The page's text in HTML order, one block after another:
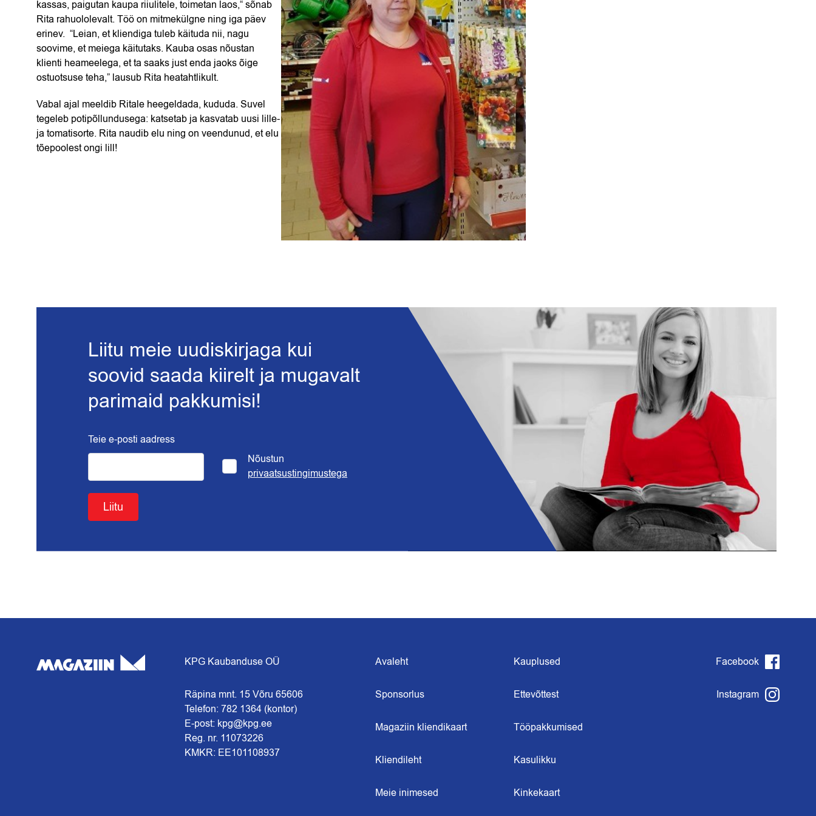
kassas, paigutan kaupa riiulitele, toimetan laos,“ sõnab
Rita rahuololevalt. Töö on mitmekülgne ning iga päev
erinev. “Leian, et kliendiga tuleb käituda nii, nagu
soovime, et meiega käitutaks. Kauba osas nõustan
klienti heameelega, et ta saaks just enda jaoks õige
ostuotsuse teha,” lausub Rita heatahtlikult.
Vabal ajal meeldib Ritale heegeldada, kududa. Suvel
tegeleb potipõllundusega: katsetab ja kasvatab uusi lille-
ja tomatisorte. Rita naudib elu ning on veendunud, et elu
tõepoolest ongi lill!
Liitu meie uudiskirjaga kui
soovid saada kiirelt ja mugavalt
parimaid pakkumisi!
Teie e-posti aadress
Nõustun
privaatsustingimustega
Liitu
KPG Kaubanduse OÜ
Räpina mnt. 15 Võru 65606
Telefon: 782 1364 (kontor)
E-post: kpg@kpg.ee
Reg. nr. 11073226
KMKR: EE101108937
Avaleht Kauplused
Sponsorlus Ettevõttest
Magaziin kliendikaart Tööpakkumised
Kliendileht Kasulikku
Meie inimesed Kinkekaart
Facebook
Instagram